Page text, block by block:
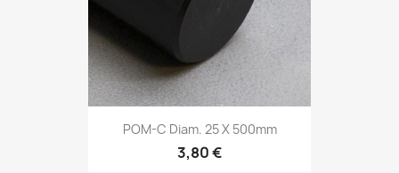
POM-C Diam. 25 X 500mm
3,80 €